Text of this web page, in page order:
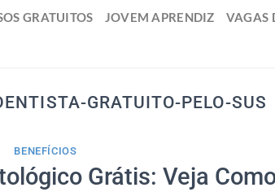
GRATUITOS JOVEM APRENDIZ VAGAS
GRATUITO-PELO-SUS
BENEFÍCIOS
Grátis: Veja